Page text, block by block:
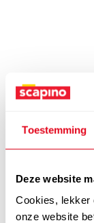
Toestemming
Deze website
Cookies, lekker
onze website